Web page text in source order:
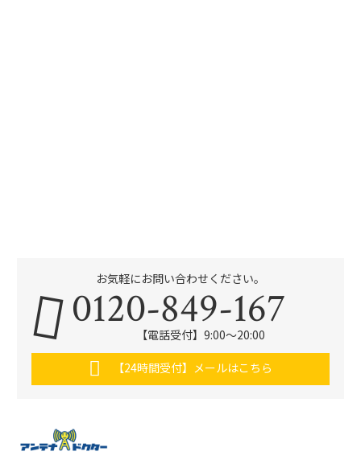
お気軽にお問い合わせください。
0120-849-167
【電話受付】9:00〜20:00
【24時間受付】メールはこちら